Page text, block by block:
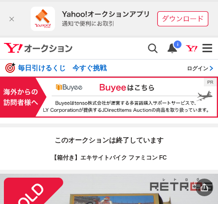
i
毎日引けるくじ 今すぐ挑戦 ログイン
このオークションは終了しています
【箱付き】エキサイトバイク ファミコン FC